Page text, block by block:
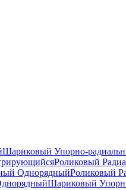
Шариковый Упорно-
Роликовый
ОднорядныйРоликовый
Шариковый